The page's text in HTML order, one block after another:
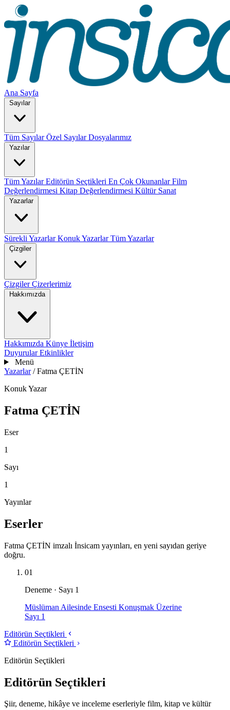
Ana Sayfa
Sayılar
Tüm SayılarÖzel SayılarDosyalarımız
Yazılar
Tüm YazılarEditörün Seçtikleri En Çok OkunanlarFilm
Değerlendirmesi Kitap Değerlendirmesi Kültür Sanat
Yazarlar
Sürekli YazarlarKonuk YazarlarTüm Yazarlar
Çizgiler
ÇizgilerÇizerlerimiz
Hakkımızda
Hakkımızda Künye İletişim
DuyurularEtkinlikler
Menü
Yazarlar / Fatma ÇETİN
Konuk Yazar
Fatma ÇETİN
Eser
1
Sayı
1
Yayınlar
Eserler
Fatma ÇETİN imzalı İnsicam yayınları, en yeni sayıdan geriye
doğru.
01
Deneme · Sayı 1
Müslüman Ailesinde Ensesti Konuşmak Üzerine
Sayı 1
Editörün Seçtikleri
Editörün Seçtikleri
Editörün Seçtikleri
Editörün Seçtikleri
Şiir, deneme, hikâye ve inceleme eserleriyle film, kitap ve kültür